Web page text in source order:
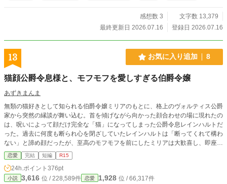
感想数 3
文字数 13,379
最終更新日 2026.07.16
登録日 2026.07.16
13 お気に入り追加 8
猫顔公爵令息様と、モフモフを愛しすぎる伯爵令嬢
あずきまんま
無類の猫好きとして知られる伯爵令嬢ミリアのもとに、格上のヴォルティス公爵
家から突然の縁談が舞い込む。首を傾げながら向かった顔合わせの場に現れたの
は、呪いによって顔だけ完全な「猫」になってしまった公爵令息レインハルトだ
った。過去に何度も断られ心を閉ざしていたレインハルトは「断ってくれて構わ
ない」と諦め顔だったが、至高のモフモフを前にしたミリアは大歓喜し、即座に
婚約を承諾する。 当初は傷つくのを恐れて冷たく素っ気ない態度を取り続けて
いたレインハルトだったが、ミリアの一途で底なしの愛（ブラッシング）と温も
りに触れるうちに頑なな心が解け、やがて重すぎるほどの極上溺愛モードへと激
変。しかし結婚式を目前に控えたある日、二人が互いの愛を確かめ合う深々とし
恋愛 完結 短編 R15
24h.ポイント 376pt
小説 3,616 位 / 228,589件 恋愛 1,928 位 / 66,317件